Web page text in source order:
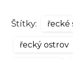
Štítky: řecké
řecký ostrov